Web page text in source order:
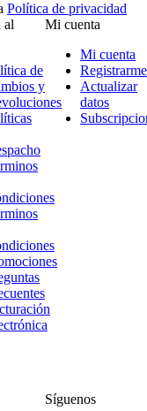
Política de privacidad
al
de
y
Mi cuenta
Mi cuenta
Registrarme
Actualizar
datos
Síguenos